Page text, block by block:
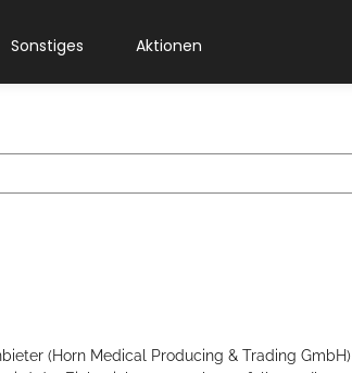
Sonstiges Aktionen
(Horn Medical Producing & Trading GmbH)